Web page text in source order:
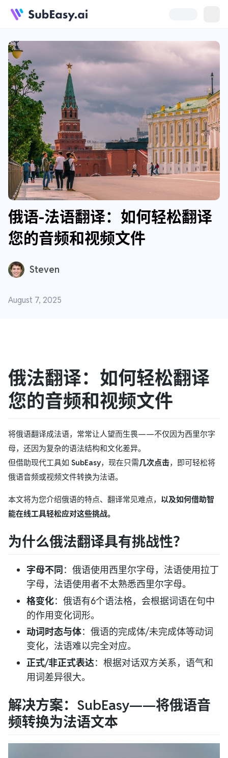
俄语-法语翻译：如何轻松翻译
您的音频和视频文件
Steven
August 7, 2025
俄法翻译：如何轻松翻译
您的音频和视频文件
将俄语翻译成法语，常常让人望而生畏——不仅因为西里尔字
母，还因为复杂的语法结构和文化差异。
但借助现代工具如 SubEasy，现在只需几次点击，即可轻松将
俄语音频或视频文件转换为法语。
本文将为您介绍俄语的特点、翻译常见难点， 以及如何借助智
能在线工具轻松应对这些挑战。
为什么俄法翻译具有挑战性？
字母不同 ：俄语使用西里尔字母，法语使用拉丁
字母，法语使用者不太熟悉西里尔字母。
格变化：俄语有6个语法格，会根据词语在句中
的作用变化词形。
动词时态与体：俄语的完成体/未完成体等动词
变化，法语难以完全对应。
正式/非正式表达：根据对话双方关系，语气和
用词差异很大。
解决方案：SubEasy——将俄语音
频转换为法语文本